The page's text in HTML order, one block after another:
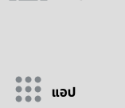
แอป